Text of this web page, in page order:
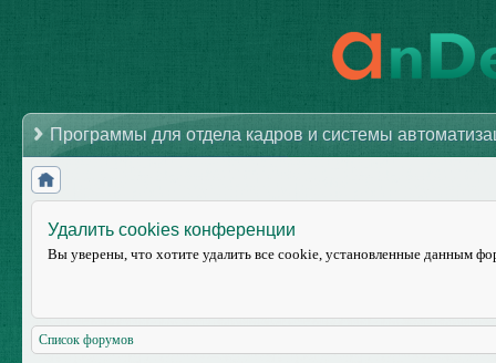
Программы для отдела кадров и системы
Удалить cookies конференции
Вы уверены, что хотите удалить все cookie, установленные данным
Список форумов